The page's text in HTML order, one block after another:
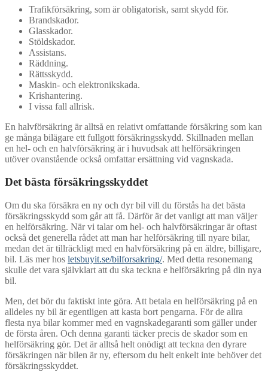
Trafikförsäkring, som är obligatorisk, samt skydd för.
Brandskador.
Glasskador.
Stöldskador.
Assistans.
Räddning.
Rättsskydd.
Maskin- och elektronikskada.
Krishantering.
I vissa fall allrisk.
En halvförsäkring är alltså en relativt omfattande försäkring som kan
ge många bilägare ett fullgott försäkringsskydd. Skillnaden mellan
en hel- och en halvförsäkring är i huvudsak att helförsäkringen
utöver ovanstående också omfattar ersättning vid vagnskada.
Det bästa försäkringsskyddet
Om du ska försäkra en ny och dyr bil vill du förstås ha det bästa
försäkringsskydd som går att få. Därför är det vanligt att man väljer
en helförsäkring. När vi talar om hel- och halvförsäkringar är oftast
också det generella rådet att man har helförsäkring till nyare bilar,
medan det är tillräckligt med en halvförsäkring på en äldre, billigare,
bil. Läs mer hos letsbuyit.se/bilforsakring/. Med detta resonemang
skulle det vara självklart att du ska teckna e helförsäkring på din nya
bil.
Men, det bör du faktiskt inte göra. Att betala en helförsäkring på en
alldeles ny bil är egentligen att kasta bort pengarna. För de allra
flesta nya bilar kommer med en vagnskadegaranti som gäller under
de första åren. Och denna garanti täcker precis de skador som en
helförsäkring gör. Det är alltså helt onödigt att teckna den dyrare
försäkringen när bilen är ny, eftersom du helt enkelt inte behöver det
försäkringsskyddet.